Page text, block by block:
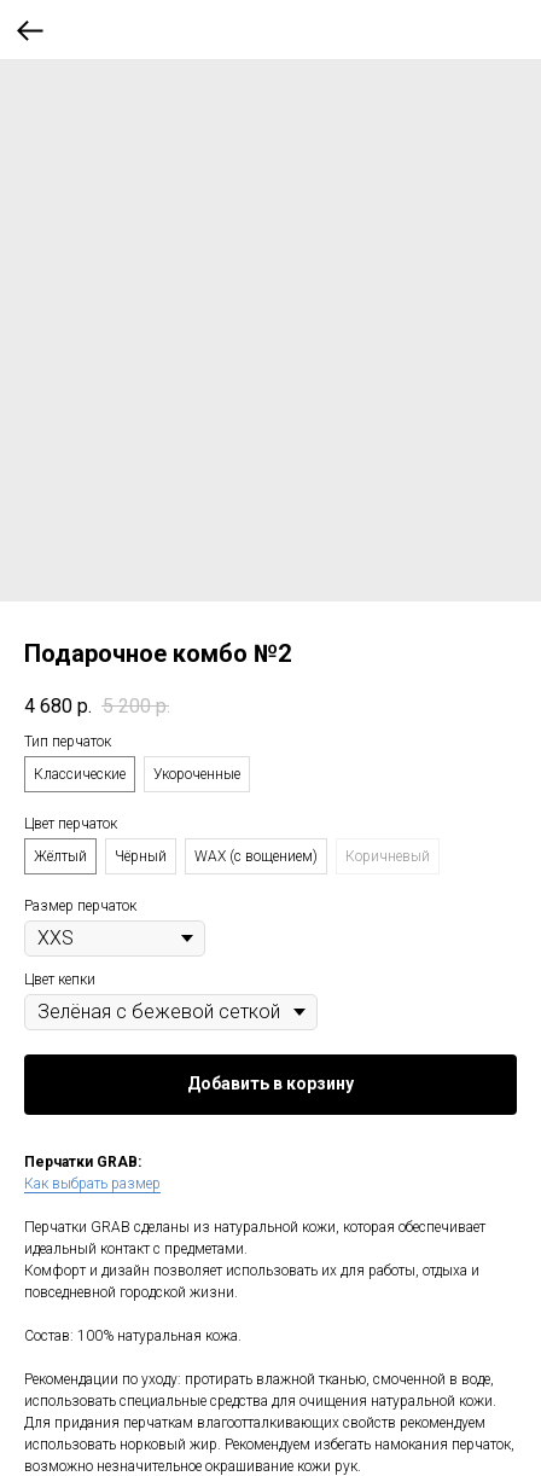
Подарочное комбо №2
4 680 р. 5 200 р.
Тип перчаток
Классические
Укороченные
Цвет перчаток
Жёлтый
Чёрный WAX (с вощением) Коричневый
Размер перчаток
Цвет кепки
Добавить в корзину
Перчатки GRAB:
Как выбрать размер
Перчатки GRAB сделаны из натуральной кожи, которая обеспечивает
идеальный контакт с предметами.
Комфорт и дизайн позволяет использовать их для работы, отдыха и
повседневной городской жизни.
Состав: 100% натуральная кожа.
Рекомендации по уходу: протирать влажной тканью, смоченной в воде,
использовать специальные средства для очищения натуральной кожи.
Для придания перчаткам влагоотталкивающих свойств рекомендуем
использовать норковый жир. Рекомендуем избегать намокания перчаток,
возможно незначительное окрашивание кожи рук.